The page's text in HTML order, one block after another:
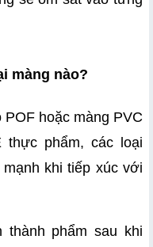
màng nào?
hoặc màng PVC
thực phẩm, các loại
khi tiếp xúc với
phẩm sau khi